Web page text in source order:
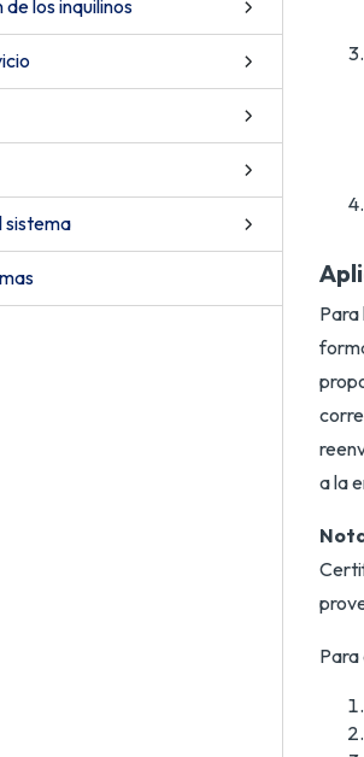
los inquilinos
sistema
a la
Para